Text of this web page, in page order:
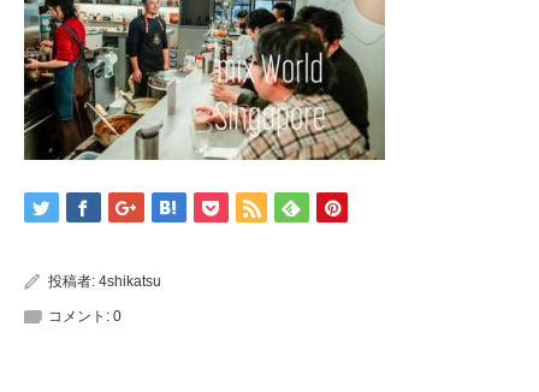
投稿者: 4shikatsu
コメント: 0